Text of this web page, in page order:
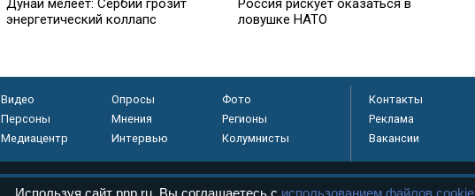
Дунай мелеет: Сербии грозит
энергетический коллапс
Россия рискует оказаться в
ловушке НАТО
Видео Опросы
Фото
Персоны
Мнения
Регионы
Медиацентр
Интервью Колумнисты
Контакты
Реклама
Вакансии
Используя сайт pnp.ru, Вы соглашаетесь с использованием файлов cookie